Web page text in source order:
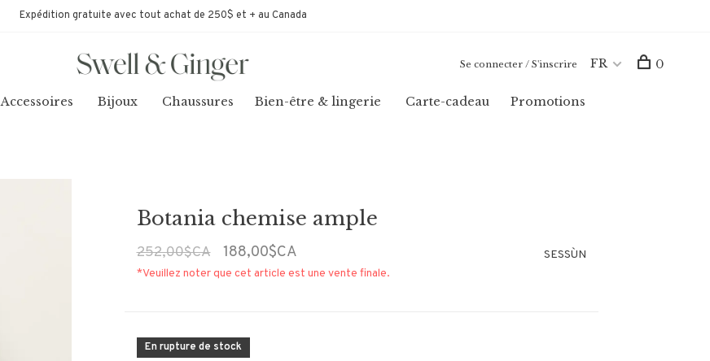
Expédition gratuite avec tout achat de 250$ et + au Canada
Accessoires Bijoux Chaussures Bien-être & lingerie Carte-cadeau
Promotions
Se connecter / S'inscrire FR 0
Botania chemise ample
252,00$CA 188,00$CA
*Veuillez noter que cet article est une vente finale.
SESSÙN
En rupture de stock